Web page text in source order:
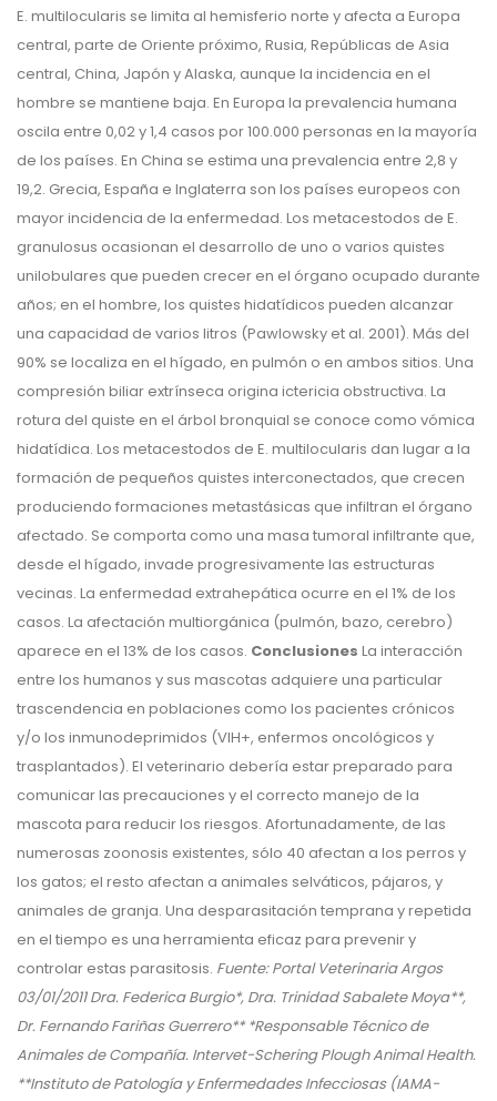
E. multilocularis se limita al hemisferio norte y afecta a Europa
central, parte de Oriente próximo, Rusia, Repúblicas de Asia
central, China, Japón y Alaska, aunque la incidencia en el
hombre se mantiene baja. En Europa la prevalencia humana
oscila entre 0,02 y 1,4 casos por 100.000 personas en la mayoría
de los países. En China se estima una prevalencia entre 2,8 y
19,2. Grecia, España e Inglaterra son los países europeos con
mayor incidencia de la enfermedad. Los metacestodos de E.
granulosus ocasionan el desarrollo de uno o varios quistes
unilobulares que pueden crecer en el órgano ocupado durante
años; en el hombre, los quistes hidatídicos pueden alcanzar
una capacidad de varios litros (Pawlowsky et al. 2001). Más del
90% se localiza en el hígado, en pulmón o en ambos sitios. Una
compresión biliar extrínseca origina ictericia obstructiva. La
rotura del quiste en el árbol bronquial se conoce como vómica
hidatídica. Los metacestodos de E. multilocularis dan lugar a la
formación de pequeños quistes interconectados, que crecen
produciendo formaciones metastásicas que infiltran el órgano
afectado. Se comporta como una masa tumoral infiltrante que,
desde el hígado, invade progresivamente las estructuras
vecinas. La enfermedad extrahepática ocurre en el 1% de los
casos. La afectación multiorgánica (pulmón, bazo, cerebro)
aparece en el 13% de los casos. Conclusiones La interacción
entre los humanos y sus mascotas adquiere una particular
trascendencia en poblaciones como los pacientes crónicos
y/o los inmunodeprimidos (VIH+, enfermos oncológicos y
trasplantados). El veterinario debería estar preparado para
comunicar las precauciones y el correcto manejo de la
mascota para reducir los riesgos. Afortunadamente, de las
numerosas zoonosis existentes, sólo 40 afectan a los perros y
los gatos; el resto afectan a animales selváticos, pájaros, y
animales de granja. Una desparasitación temprana y repetida
en el tiempo es una herramienta eficaz para prevenir y
controlar estas parasitosis. Fuente: Portal Veterinaria Argos
03/01/2011 Dra. Federica Burgio*, Dra. Trinidad Sabalete Moya**,
Dr. Fernando Fariñas Guerrero** *Responsable Técnico de
Animales de Compañía. Intervet-Schering Plough Animal Health.
**Instituto de Patología y Enfermedades Infecciosas (IAMA-